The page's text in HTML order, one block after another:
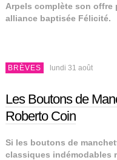
Arpels complète son offre
alliance baptisée Félicité.
BRÈVES lundi 31 août
Les Boutons de
Roberto Coin
Si les boutons de
classiques indémodables